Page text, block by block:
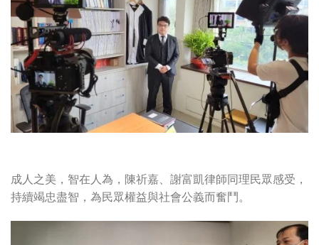
成人之美，智在人為，陳祈嘉、謝富凱律師同理民眾感受，
持續竭忠盡智，為民眾權益與社會公義而奮鬥。